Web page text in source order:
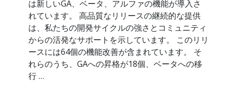
は新しいGA、ベータ、アルファの機能が導入さ
れています。 高品質なリリースの継続的な提供
は、私たちの開発サイクルの強さとコミュニティ
からの活発なサポートを示しています。 このリリ
ースには64個の機能改善が含まれています。 そ
れらのうち、GAへの昇格が18個、ベータへの移
行 …